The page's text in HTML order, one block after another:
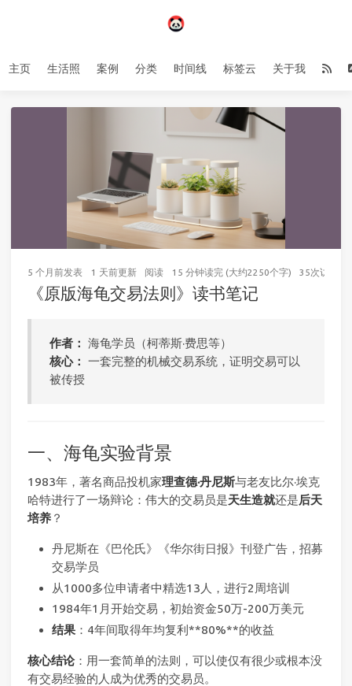
主页 生活照 案例 分类 时间线 标签云 关于我
5 个月前发表 1 天前更新 阅读 15 分钟读完 (大约2250个字) 35次访问
《原版海龟交易法则》读书笔记
作者： 海龟学员（柯蒂斯·费思等）
核心： 一套完整的机械交易系统，证明交易可以
被传授
一、海龟实验背景
1983年，著名商品投机家理查德·丹尼斯与老友比尔·埃克
哈特进行了一场辩论：伟大的交易员是天生造就还是后天
培养 ？
丹尼斯在《巴伦氏》《华尔街日报》刊登广告，招募
交易学员
从1000多位申请者中精选13人，进行2周培训
1984年1月开始交易，初始资金50万-200万美元
结果：4年间取得年均复利**80%**的收益
核心结论：用一套简单的法则，可以使仅有很少或根本没
有交易经验的人成为优秀的交易员。